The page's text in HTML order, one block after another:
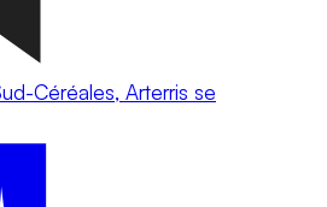
Céréales, Arterris se